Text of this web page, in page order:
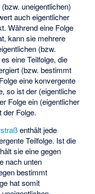
uneigentlichen)
auch eigentlicher
Während eine Folge
kann sie mehrere
(bzw.
eine Teilfolge, die
(bzw. bestimmt
eine konvergente
so ist der (eigentliche
Folge ein (eigentlicher
der Folge.
enthält jede
Teilfolge. Ist die
sie eine gegen
nach unten
bestimmt
hat somit